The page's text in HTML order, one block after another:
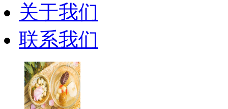
关于我们
联系我们